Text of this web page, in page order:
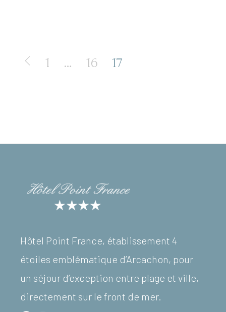
PAGINATION
1 … 16 17
Hôtel Point France, établissement 4
étoiles emblématique d’Arcachon, pour
un séjour d’exception entre plage et ville,
directement sur le front de mer.